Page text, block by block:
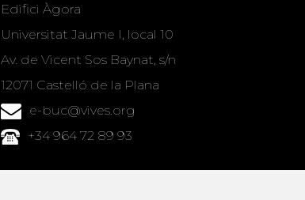
Edifici Àgora
Universitat Jaume I, local 10
Av. de Vicent Sos Baynat, s/n
12071 Castelló de la Plana
e-buc@vives.org
+34 964 72 89 93